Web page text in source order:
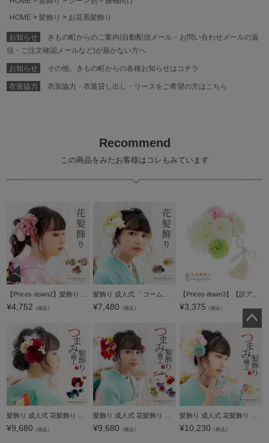
HOME
髪飾り お花系髪飾り
お知らせ
きもの町からのご案内(自動配信メール・お問い合わせメールの返
信・ご注文確認メールなど)が届かない方へ
お知らせ その他、きもの町からの各種お知らせはコチラ
衣装協力 衣装協力・衣装貸し出し・リースをご希望の方はこちら
Recommend
この商品をみたお客様はコレもみています
¥4,752 （税込） ¥7,480 （税込） ¥3,375 （税込）
¥9,680 （税込） ¥9,680 （税込） ¥10,230 （税込）
ペー
ジト
ップ
へ